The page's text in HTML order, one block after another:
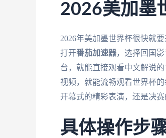
2026美加墨
2026年美加墨世界杯很快就
打开番茄加速器，选择回国
台，就能直接观看中文解说
视频，就能流畅观看世界杯
开幕式的精彩表演，还是决
具体操作步